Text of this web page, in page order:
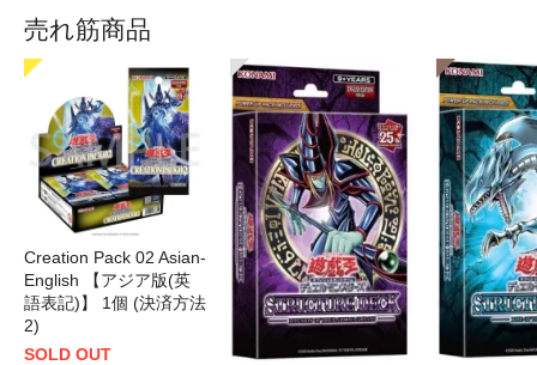
売れ筋商品
Creation Pack 02 Asian-
English 【アジア版(英
語表記)】 1個 (決済方法
2)
SOLD OUT